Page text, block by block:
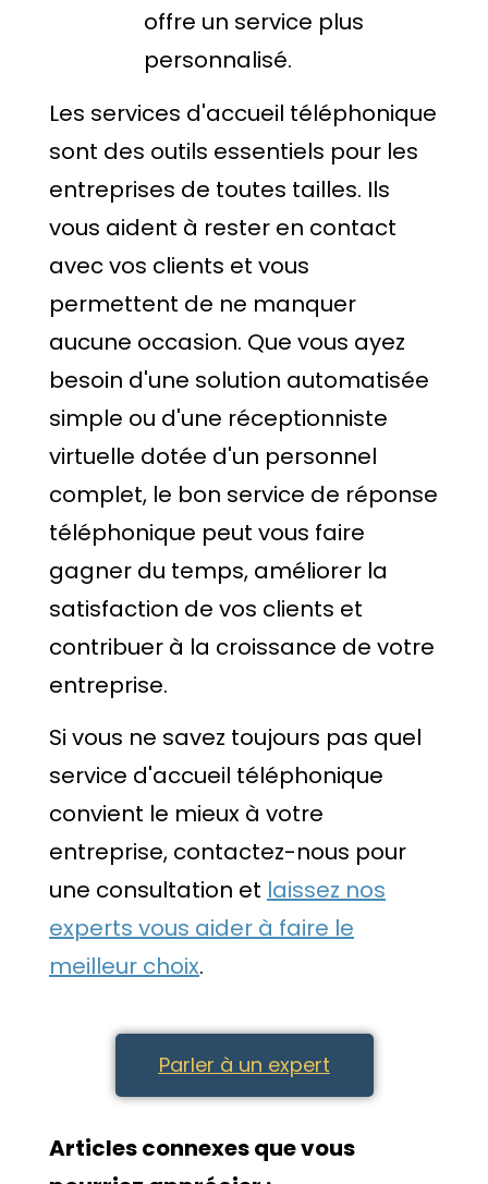
offre un service plus
personnalisé.
Les services d'accueil téléphonique
sont des outils essentiels pour les
entreprises de toutes tailles. Ils
vous aident à rester en contact
avec vos clients et vous
permettent de ne manquer
aucune occasion. Que vous ayez
besoin d'une solution automatisée
simple ou d'une réceptionniste
virtuelle dotée d'un personnel
complet, le bon service de réponse
téléphonique peut vous faire
gagner du temps, améliorer la
satisfaction de vos clients et
contribuer à la croissance de votre
entreprise.
Si vous ne savez toujours pas quel
service d'accueil téléphonique
convient le mieux à votre
entreprise, contactez-nous pour
une consultation et laissez nos
experts vous aider à faire le
meilleur choix.
Parler à un expert
Articles connexes que vous